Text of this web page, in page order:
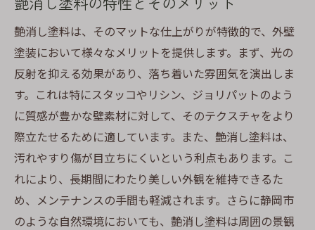
艶消し塗料は、そのマットな仕上がりが特徴的で、外壁
塗装において様々なメリットを提供します。まず、光の
反射を抑える効果があり、落ち着いた雰囲気を演出しま
す。これは特にスタッコやリシン、ジョリパットのよう
に質感が豊かな壁素材に対して、そのテクスチャをより
際立たせるために適しています。また、艶消し塗料は、
汚れやすり傷が目立ちにくいという利点もあります。こ
れにより、長期間にわたり美しい外観を維持できるた
め、メンテナンスの手間も軽減されます。さらに静岡市
のような自然環境においても、艶消し塗料は周囲の景観